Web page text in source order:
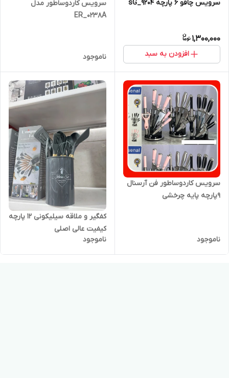
سرویس چاقو ۶ پارچه sG_9204
1,300,000
افزودن به سبد
سرویس کاردوساطور مدل
ER_0238A
ناموجود
سرویس کاردوساطور فن آرسنال
۹پارچه پایه چرخشی
ناموجود
کفگیر و ملاقه سیلیکونی ۱۲ پارچه
کیفیت عالی اصلی
ناموجود